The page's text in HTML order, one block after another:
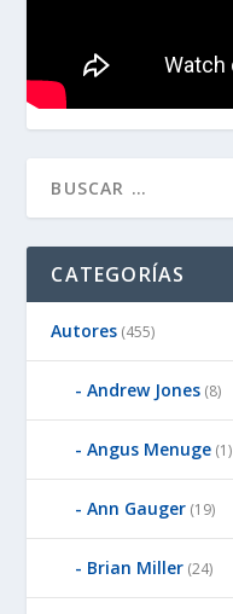
CATEGORÍAS
Autores (455)
Andrew Jones (8)
Angus Menuge (1)
Ann Gauger (19)
Brian Miller (24)